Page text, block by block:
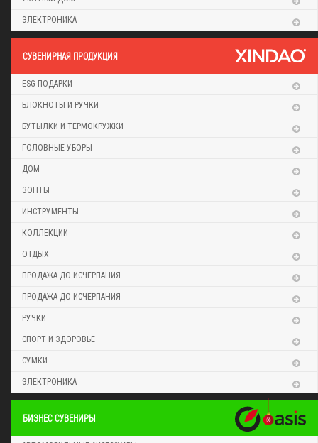
ЭЛЕКТРОНИКА
CУВЕНИРНАЯ ПРОДУКЦИЯ
ESG ПОДАРКИ
БЛОКНОТЫ И РУЧКИ
БУТЫЛКИ И ТЕРМОКРУЖКИ
ГОЛОВНЫЕ УБОРЫ
ДОМ
ЗОНТЫ
ИНСТРУМЕНТЫ
КОЛЛЕКЦИИ
ОТДЫХ
ПРОДАЖА ДО ИСЧЕРПАНИЯ
ПРОДАЖА ДО ИСЧЕРПАНИЯ
РУЧКИ
СПОРТ И ЗДОРОВЬЕ
СУМКИ
ЭЛЕКТРОНИКА
БИЗНЕС СУВЕНИРЫ